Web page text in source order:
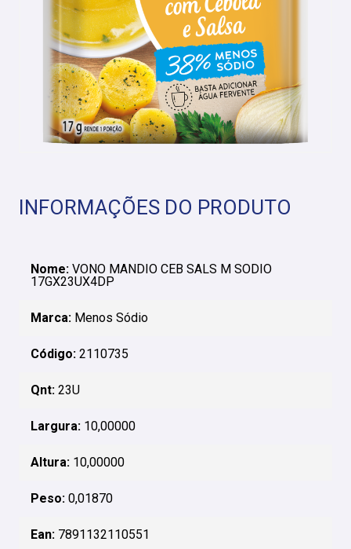
INFORMAÇÕES DO PRODUTO
Nome: VONO MANDIO CEB SALS M SODIO
17GX23UX4DP
Marca: Menos Sódio
Código: 2110735
Qnt: 23U
Largura: 10,00000
Altura: 10,00000
Peso: 0,01870
Ean: 7891132110551